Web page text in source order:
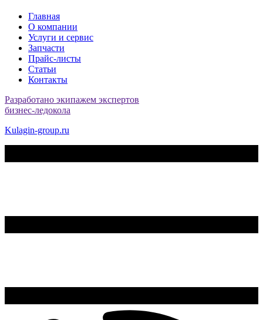
Главная
О компании
Услуги и сервис
Запчасти
Прайс-листы
Статьи
Контакты
Разработано экипажем экспертов
бизнес-ледокола
Kulagin-group.ru